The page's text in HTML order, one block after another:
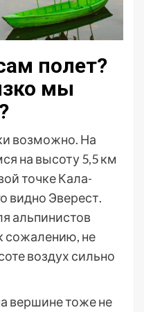
полет?
мы
возможно. На
на высоту 5,5 км
точке Кала-
видно Эверест.
альпинистов
сожалению, не
воздух сильно
вершине тоже не